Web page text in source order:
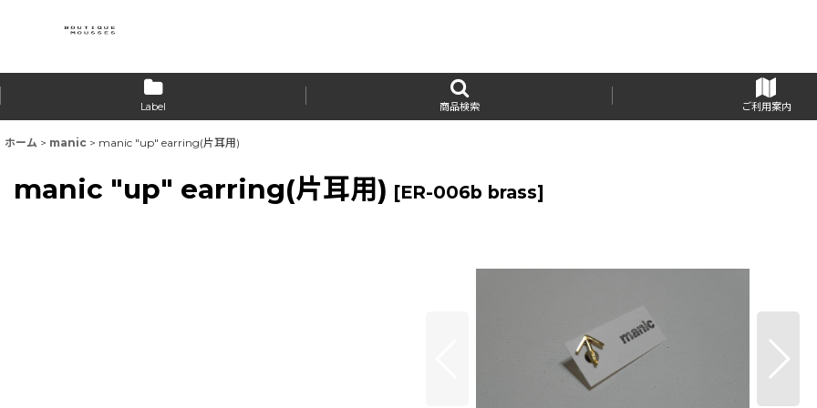
Label 商品検索 ご利用案内
ホーム > manic > manic "up" earring(片耳用)
manic "up" earring(片耳用) [ER-006b brass]